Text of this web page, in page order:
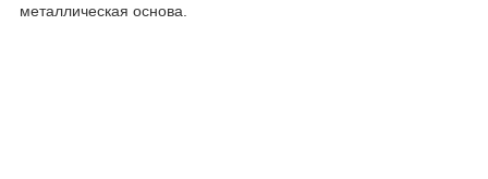
металлическая основа.